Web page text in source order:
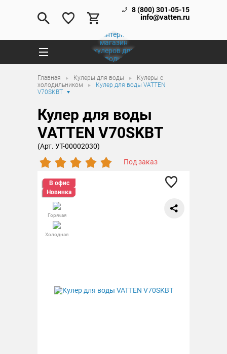
8 (800) 301-05-15
info@vatten.ru
Главная Кулеры для воды
Кулеры с
холодильником
Кулер для воды VATTEN
V70SKBT
Кулер для воды
VATTEN V70SKBT
(Арт. УТ-00002030)
Под заказ
В офис
Новинка
Горячая
Холодная